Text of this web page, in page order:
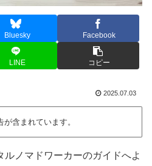
Bluesky Facebook
LINE コピー
2025.07.03
含まれています。
ルノマドワーカーのガイドへよ